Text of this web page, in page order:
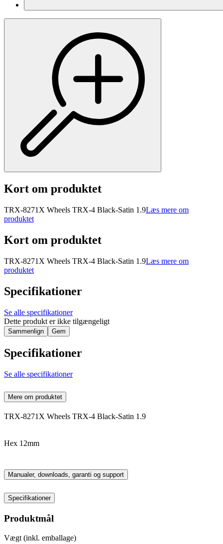
Kort om produktet
TRX-8271X Wheels TRX-4 Black-Satin 1.9Læs mere om
produktet
Kort om produktet
TRX-8271X Wheels TRX-4 Black-Satin 1.9Læs mere om
produktet
Specifikationer
Se alle specifikationer
Dette produkt er ikke tilgængeligt
Sammenlign Gem
Specifikationer
Se alle specifikationer
Mere om produktet
TRX-8271X Wheels TRX-4 Black-Satin 1.9
Hex 12mm
Manualer, downloads, garanti og support
Specifikationer
Produktmål
Vægt (inkl. emballage)